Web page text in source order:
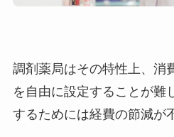
調剤薬局はその特性上、消
を自由に設定することが難
するためには経費の節減が